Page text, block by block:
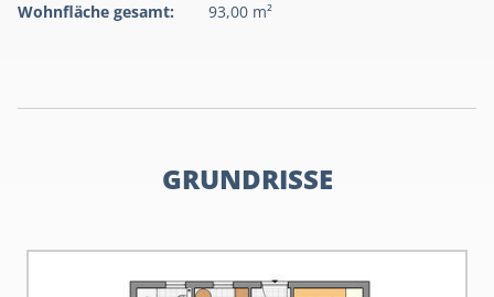
Wohnfläche gesamt: 93,00 m²
GRUNDRISSE